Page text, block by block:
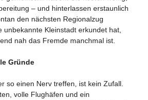
– und hinterlassen erstaunlich
den nächsten Regionalzug
unbekannte Kleinstadt erkundet hat,
nah das Fremde manchmal ist.
Gründe
so einen Nerv treffen, ist kein Zufall.
volle Flughäfen und ein